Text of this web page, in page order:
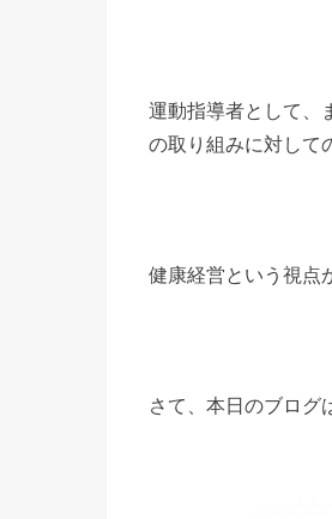
運動指導者として、
の取り組みに対して
健康経営という視点
さて、本日のブログ